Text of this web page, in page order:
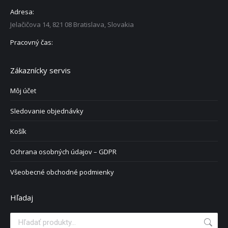
Adresa:
Jelačičova 14, 821 08 Bratislava, Slovakia
Pracovný čas:
Zákaznícky servis
Môj účet
Sledovanie objednávky
Košík
Ochrana osobných údajov – GDPR
Všeobecné obchodné podmienky
Hľadaj